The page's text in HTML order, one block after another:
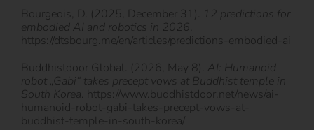
Bourgeois, D. (2025, December 31). 12 predictions for
embodied AI and robotics in 2026.
https://dtsbourg.me/en/articles/predictions-embodied-ai
Buddhistdoor Global. (2026, May 8). AI: Humanoid
robot „Gabi“ takes precept vows at Buddhist temple in
South Korea. https://www.buddhistdoor.net/news/ai-
humanoid-robot-gabi-takes-precept-vows-at-
buddhist-temple-in-south-korea/